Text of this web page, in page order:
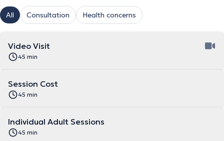
All Consultation Health concerns
Video Visit
45 min
Session Cost
45 min
Individual Adult Sessions
45 min